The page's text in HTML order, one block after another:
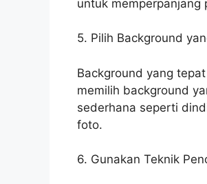
untuk memperpanjang
5. Pilih Background
Background yang
memilih background
sederhana seperti
foto.
6. Gunakan Teknik